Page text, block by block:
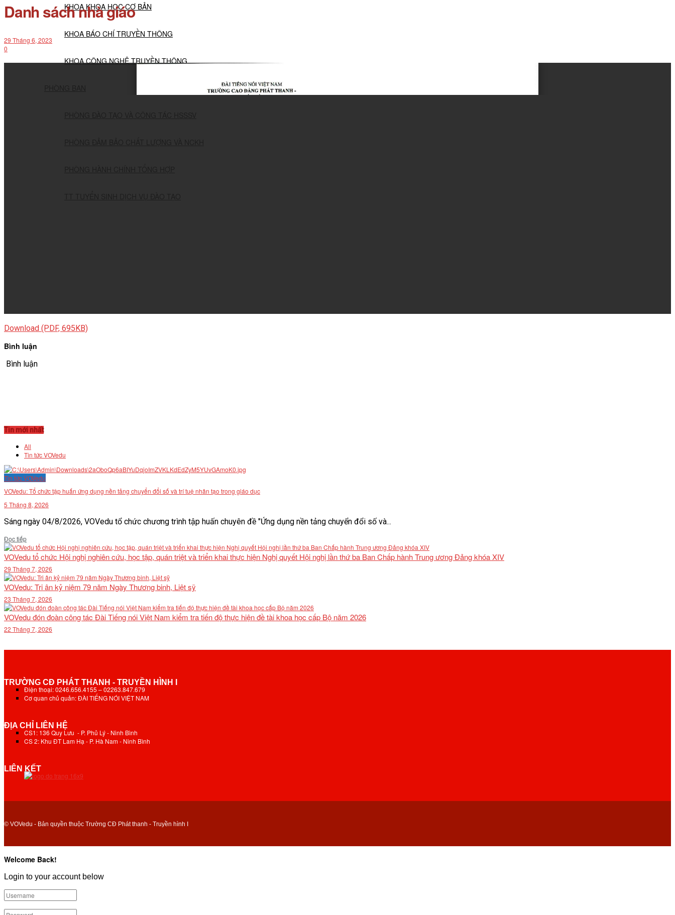
KHOA KHOA HỌC CƠ BẢN
KHOA BÁO CHÍ TRUYỀN THÔNG
KHOA CÔNG NGHỆ TRUYỀN THÔNG
Danh sách nhà giáo
29 Tháng 6, 2023
0
Download (PDF, 695KB)
Bình luận
Bình luận
Tin mới nhất
All
Tin tức VOVedu
Tin tức VOVedu
VOVedu: Tổ chức tập huấn ứng dụng nền tảng chuyển đổi số và trí tuệ nhân tạo trong giáo dục
5 Tháng 8, 2026
Sáng ngày 04/8/2026, VOVedu tổ chức chương trình tập huấn chuyên đề "Ứng dụng nền tảng chuyển đổi số và...
Đọc tiếpDetails
VOVedu tổ chức Hội nghị nghiên cứu, học tập, quán triệt và triển khai thực hiện Nghị quyết Hội nghị lần thứ ba Ban Chấp hành Trung ương Đảng khóa XIV
29 Tháng 7, 2026
VOVedu: Tri ân kỷ niệm 79 năm Ngày Thương binh, Liệt sỹ
23 Tháng 7, 2026
VOVedu đón đoàn công tác Đài Tiếng nói Việt Nam kiểm tra tiến độ thực hiện đề tài khoa học cấp Bộ năm 2026
22 Tháng 7, 2026
TRƯỜNG CĐ PHÁT THANH - TRUYỀN HÌNH I
Điện thoại: 0246.656.4155 – 02263.847.679
Cơ quan chủ quản: ĐÀI TIẾNG NÓI VIỆT NAM
ĐỊA CHỈ LIÊN HỆ
CS1: 136 Quy Lưu - P. Phủ Lý - Ninh Bình
CS 2: Khu ĐT Lam Hạ - P. Hà Nam - Ninh Bình
LIÊN KẾT
© VOVedu - Bản quyền thuộc Trường CĐ Phát thanh - Truyền hình I
Welcome Back!
Login to your account below